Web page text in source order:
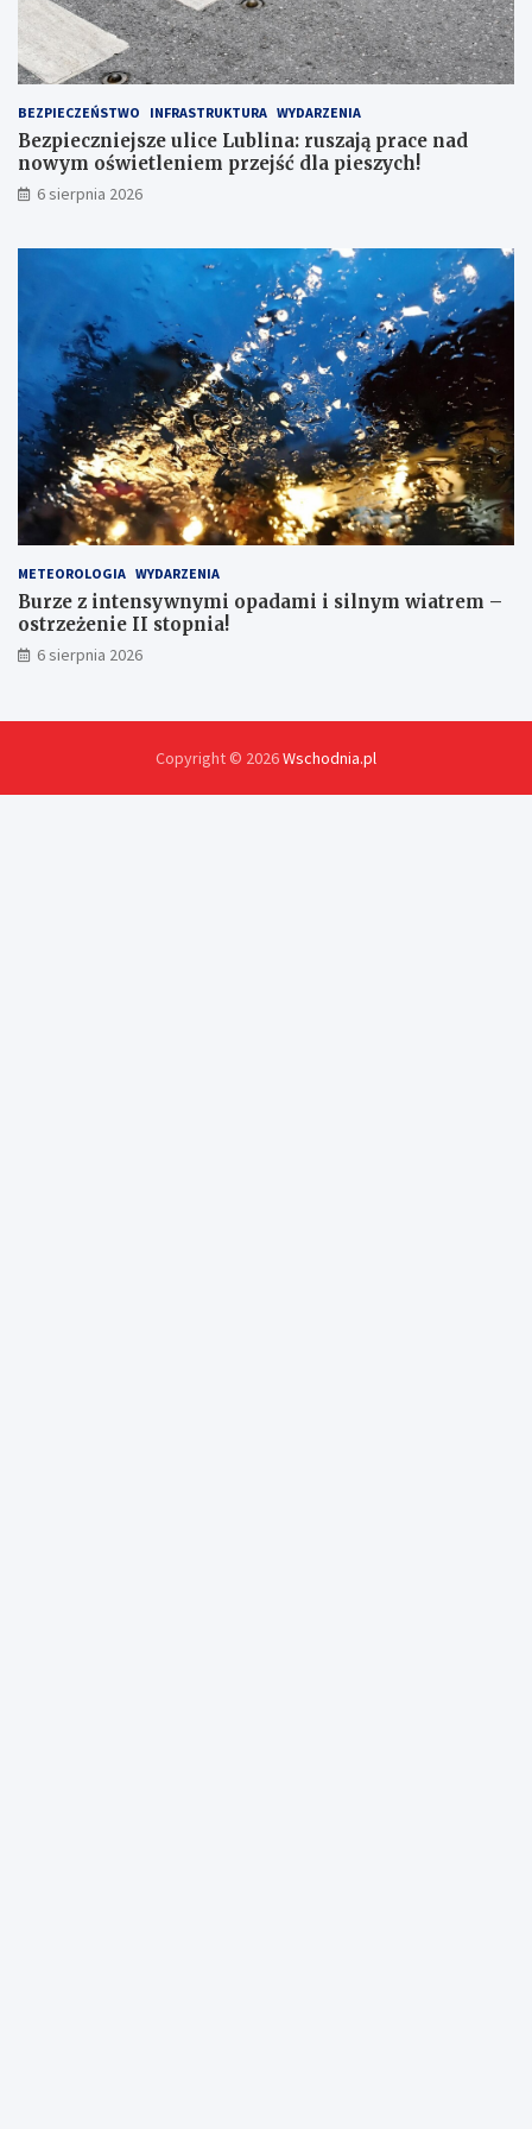
BEZPIECZEŃSTWO INFRASTRUKTURA WYDARZENIA
Bezpieczniejsze ulice Lublina: ruszają prace nad
nowym oświetleniem przejść dla pieszych!
6 sierpnia 2026
METEOROLOGIA WYDARZENIA
Burze z intensywnymi opadami i silnym wiatrem –
ostrzeżenie II stopnia!
6 sierpnia 2026
Copyright © 2026Wschodnia.pl